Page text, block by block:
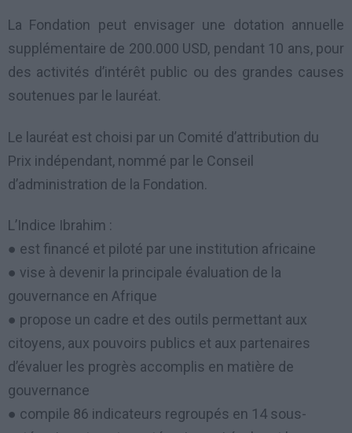
La Fondation peut envisager une dotation annuelle
supplémentaire de 200.000 USD, pendant 10 ans, pour
des activités d’intérêt public ou des grandes causes
soutenues par le lauréat.
Le lauréat est choisi par un Comité d’attribution du
Prix indépendant, nommé par le Conseil
d’administration de la Fondation.
L’Indice Ibrahim :
● est financé et piloté par une institution africaine
● vise à devenir la principale évaluation de la
gouvernance en Afrique
● propose un cadre et des outils permettant aux
citoyens, aux pouvoirs publics et aux partenaires
d’évaluer les progrès accomplis en matière de
gouvernance
● compile 86 indicateurs regroupés en 14 sous-